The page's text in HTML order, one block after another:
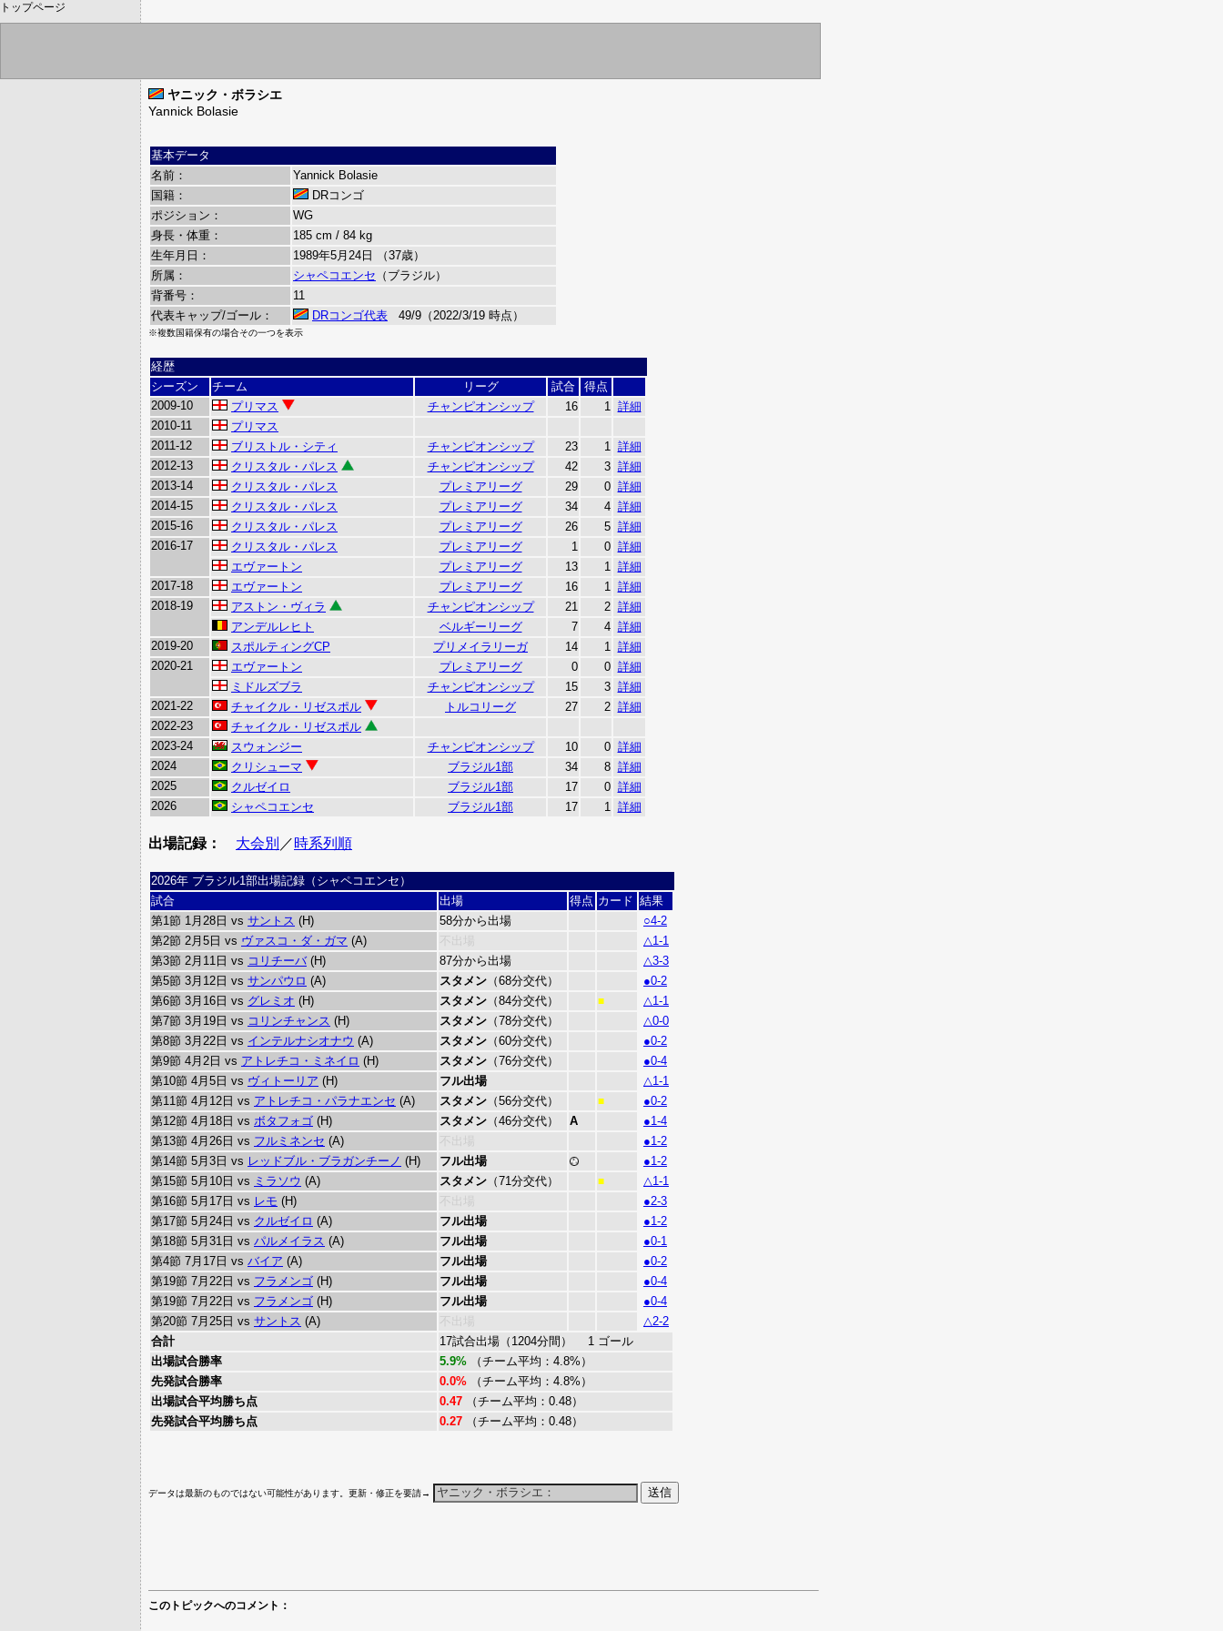
トップページ
ヤニック・ボラシエ
Yannick Bolasie
基本データ
名前：
Yannick Bolasie
国籍：
DRコンゴ
ポジション：
WG
身長・体重：
185 cm / 84 kg
生年月日：
1989年5月24日 （37歳）
所属：
シャペコエンセ （ブラジル）
背番号：
11
代表キャップ/ゴール：
DRコンゴ代表 49/9（2022/3/19 時点）
※複数国籍保有の場合その一つを表示
経歴
シーズン
チーム リーグ 試合
得点
2009-10
プリマス チャンピオンシップ 16 1 詳細
2010-11
プリマス
2011-12
ブリストル・シティ チャンピオンシップ 23 1 詳細
2012-13
クリスタル・パレス チャンピオンシップ 42 3 詳細
2013-14
クリスタル・パレス プレミアリーグ 29 0 詳細
2014-15
クリスタル・パレス プレミアリーグ 34 4 詳細
2015-16
クリスタル・パレス プレミアリーグ 26 5 詳細
2016-17
クリスタル・パレス プレミアリーグ 1 0 詳細
エヴァートン
プレミアリーグ 13 1 詳細
2017-18
エヴァートン プレミアリーグ 16 1 詳細
2018-19
アストン・ヴィラ チャンピオンシップ 21 2 詳細
アンデルレヒト
ベルギーリーグ 7 4 詳細
2019-20
スポルティングCP プリメイラリーガ 14 1 詳細
2020-21
エヴァートン プレミアリーグ 0 0 詳細
ミドルズブラ
チャンピオンシップ 15 3 詳細
2021-22
チャイクル・リゼスポル トルコリーグ 27 2 詳細
2022-23
チャイクル・リゼスポル
2023-24
スウォンジー チャンピオンシップ 10 0 詳細
2024
クリシューマ ブラジル1部 34 8 詳細
2025
クルゼイロ ブラジル1部 17 0 詳細
2026
シャペコエンセ ブラジル1部 17 1 詳細
出場記録： 大会別 ／時系列順
2026年 ブラジル1部出場記録（シャペコエンセ）
試合
出場 得点 カード 結果
第1節 1月28日 vs サントス (H) 58分から出場
○4-2
第2節 2月5日 vs ヴァスコ・ダ・ガマ (A) 不出場
△1-1
第3節 2月11日 vs コリチーバ(H) 87分から出場
△3-3
第5節 3月12日 vs サンパウロ (A) スタメン （68分交代）
●0-2
第6節 3月16日 vs グレミオ (H) スタメン （84分交代） ■
△1-1
第7節 3月19日 vs コリンチャンス (H) スタメン （78分交代）
△0-0
第8節 3月22日 vs インテルナシオナウ (A) スタメン （60分交代）
●0-2
第9節 4月2日 vs アトレチコ・ミネイロ (H) スタメン （76分交代）
●0-4
第10節 4月5日 vs ヴィトーリア (H) フル出場
△1-1
第11節 4月12日 vs アトレチコ・パラナエンセ (A) スタメン （56分交代） ■
●0-2
第12節 4月18日 vs ボタフォゴ (H) スタメン （46分交代） A
●1-4
第13節 4月26日 vs フルミネンセ (A) 不出場
●1-2
第14節 5月3日 vs レッドブル・ブラガンチーノ (H) フル出場
●1-2
第15節 5月10日 vs ミラソウ (A) スタメン （71分交代） ■
△1-1
第16節 5月17日 vs レモ (H) 不出場
●2-3
第17節 5月24日 vs クルゼイロ (A) フル出場
●1-2
第18節 5月31日 vs パルメイラス (A) フル出場
●0-1
第4節 7月17日 vs バイア (A) フル出場
●0-2
第19節 7月22日 vs フラメンゴ (H) フル出場
●0-4
第19節 7月22日 vs フラメンゴ (H) フル出場
●0-4
第20節 7月25日 vs サントス (A) 不出場
△2-2
合計
17試合出場（1204分間） 1 ゴール
出場試合勝率
5.9% （チーム平均：4.8%）
先発試合勝率
0.0% （チーム平均：4.8%）
出場試合平均勝ち点
0.47 （チーム平均：0.48）
先発試合平均勝ち点
0.27 （チーム平均：0.48）
データは最新のものではない可能性があります。更新・修正を要請→
このトピックへのコメント：